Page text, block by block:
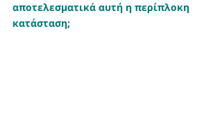
αποτελεσματικά αυτή η περίπλοκη
κατάσταση;